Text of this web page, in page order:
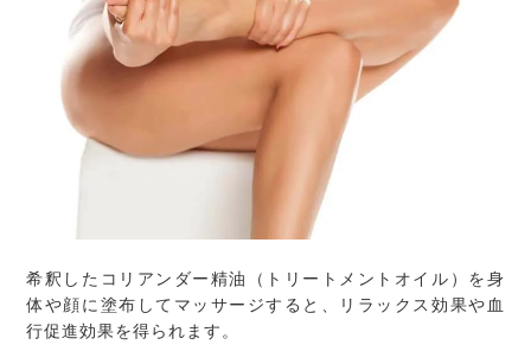
希釈したコリアンダー精油（トリートメントオイル）を身
体や顔に塗布してマッサージすると、リラックス効果や血
行促進効果を得られます。